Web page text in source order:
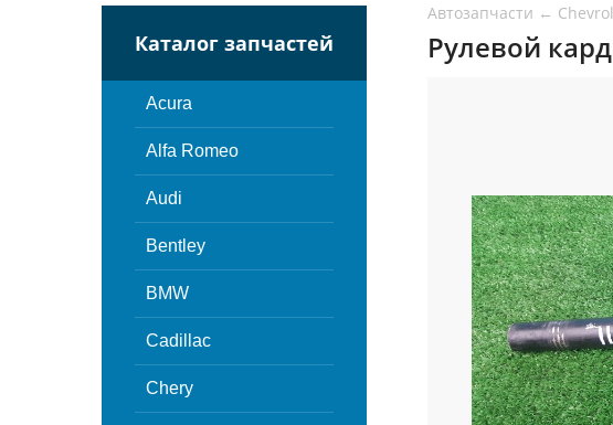
Каталог запчастей
Acura
Alfa Romeo
Audi
Bentley
BMW
Cadillac
Chery
Автозапчасти ←
Рулевой